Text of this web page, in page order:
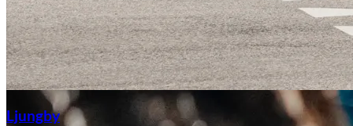
Aixiam
Ljungby